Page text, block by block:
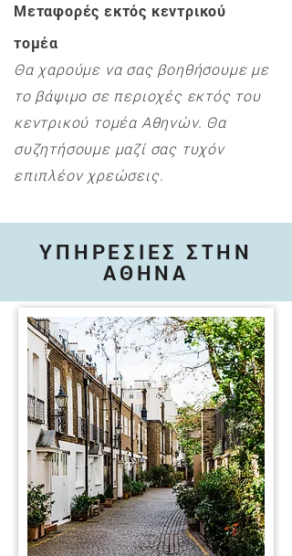
Μεταφορές εκτός κεντρικού
τομέα
Θα χαρούμε να σας βοηθήσουμε με
το βάψιμο σε περιοχές εκτός του
κεντρικού τομέα Αθηνών. Θα
συζητήσουμε μαζί σας τυχόν
επιπλέον χρεώσεις.
ΥΠΗΡΕΣΙΕΣ ΣΤΗΝ
ΑΘΗΝΑ